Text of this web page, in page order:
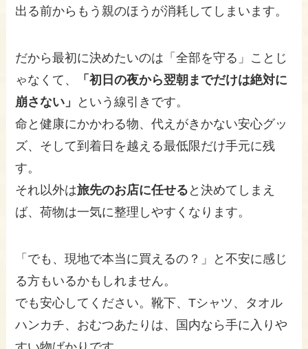
出る前からもう親のほうが消耗してしまいます。
だから最初に決めたいのは「全部を守る」ことじ
ゃなくて、
「初日の夜から翌朝までだけは絶対に
崩さない」
という線引きです。
命と健康にかかわる物、代えがきかない安心グッ
ズ、そして到着日を越える最低限だけ手元に残
す。
それ以外は旅先のお店に任せる と決めてしまえ
ば、荷物は一気に整理しやすくなります。
「でも、現地で本当に買えるの？」と不安に感じ
る方もいるかもしれません。
でも安心してください。靴下、Tシャツ、タオル
ハンカチ、おむつあたりは、国内なら手に入りや